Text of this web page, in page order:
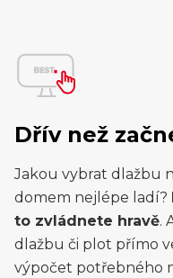
Dřív než
Jakou vybrat dlažbu
domem nejlépe ladí?
to zvládnete hravě.
dlažbu či plot přímo
výpočet potřebného